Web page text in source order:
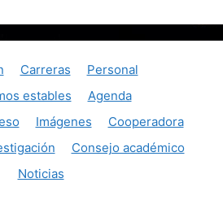
Carreras
Personal
estables
Agenda
Imágenes
Cooperadora
Consejo académico
Noticias